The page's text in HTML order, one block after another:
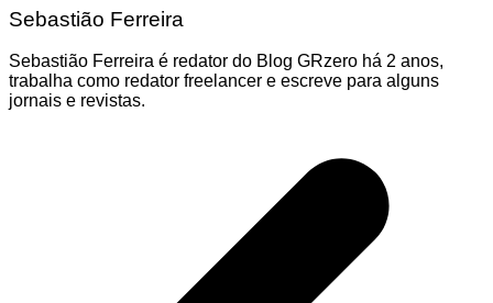
Sebastião Ferreira
Sebastião Ferreira é redator do Blog GRzero há 2 anos,
trabalha como redator freelancer e escreve para alguns
jornais e revistas.